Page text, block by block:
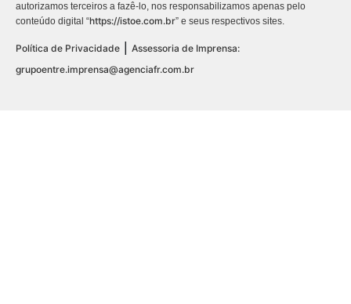
autorizamos terceiros a fazê-lo, nos responsabilizamos apenas pelo
conteúdo digital “https://istoe.com.br” e seus respectivos sites.
Política de Privacidade | Assessoria de Imprensa:
grupoentre.imprensa@agenciafr.com.br